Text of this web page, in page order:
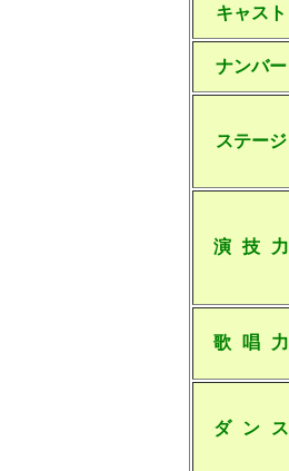
キャスト
ナンバー
ステージ
演 技 力
歌 唱 力
ダ ン ス